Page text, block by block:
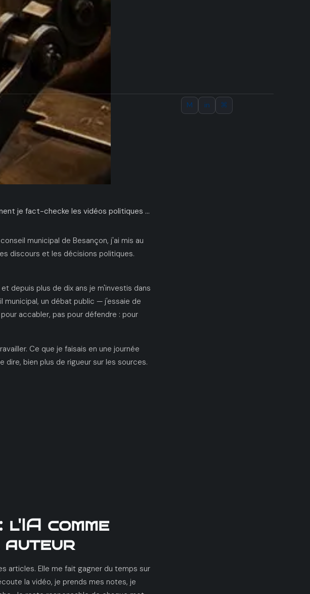
M in ⌘
je fact-checke les vidéos politiques avec l'IA
municipal de Besançon, j'ai mis au
discours et les décisions politiques.
depuis plus de dix ans je m'investis dans
municipal, un débat public — j'essaie de
accabler, pas pour défendre : pour
Ce que je faisais en une journée
dire, bien plus de rigueur sur les sources.
comme
auteur
articles. Elle me fait gagner du temps sur
la vidéo, je prends mes notes, je